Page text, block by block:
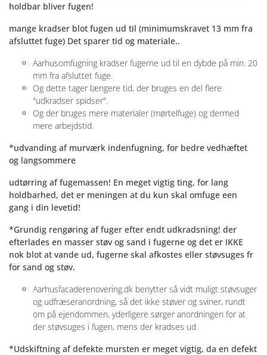
holdbar bliver fugen!
mange kradser blot fugen ud til (minimumskravet 13 mm fra
afsluttet fuge) Det sparer tid og materiale..
Aarhusomfugning kradser fugerne ud til en dybde på min. 20
mm fra afsluttet fuge.
Og dette tager længere tid, der bruges en del flere
"udkradser spidser".
Og der bruges mere materialer (mørtelfuge) og dermed
mere arbejdstid.
*udvanding af murværk indenfugning, for bedre vedhæftet
og langsommere
udtørring af fugemassen! En meget vigtig ting, for lang
holdbarhed, det er meningen at du kun skal omfuge een
gang i din levetid!
*Grundig rengøring af fuger efter endt udkradsning! der
efterlades en masser støv og sand i fugerne og det er IKKE
nok blot at vande ud, fugerne skal afkostes eller støvsuges fr
for sand og støv.
Aarhusfacaderenovering.dk benytter så vidt muligt støvsuger
og udfræseranordning, så det ikke støver og sviner, rundt
om på ejendommen, yderligere sørger anordningen for at
der støvsuges i fugen, mens der kradses ud.
*Udskiftning af defekte mursten er meget vigtig, da en defekt